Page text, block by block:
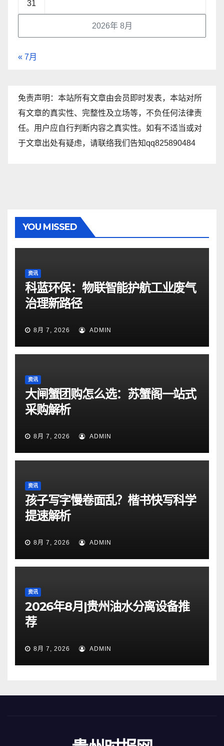
2026年 8月
31
« 7月
免责声明：本站所有文章由会员即时发表，本站对所
有文章的真实性、完整性及立场等，不负任何法律责
任。用户应自行判断内容之真实性。如有不适当或对
于文章出处有疑虑，请联络我们告知qq825890484
YOU MISSED
资讯
科蓝环保：物联智能护航工业废气
治理新路径
8月 7, 2026 ADMIN
资讯
大闸蟹团购怎么选：苏蟹阁一站式
采购解析
8月 7, 2026 ADMIN
资讯
孩子写字慢卷面乱？楷书快写科学
提速解析
8月 7, 2026 ADMIN
资讯
2026年8月|贵州油水分离设备推
荐
8月 7, 2026 ADMIN